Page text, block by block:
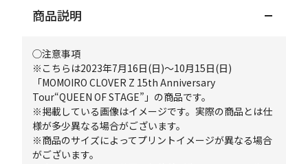
商品説明
◯注意事項
※こちらは2023年7月16日(日)～10月15日(日)
「MOMOIRO CLOVER Z 15th Anniversary
Tour“QUEEN OF STAGE”」の商品です。
※掲載している画像はイメージです。実際の商品とは仕
様が多少異なる場合がございます。
※商品のサイズによってプリントイメージが異なる場合
がございます。